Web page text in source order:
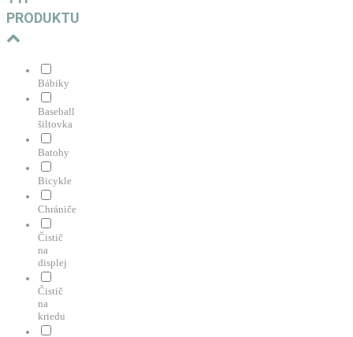
PRODUKTU
Bábiky
Baseball
šiltovka
Batohy
Bicykle
Chrániče
Čistič
na
displej
Čistič
na
kriedu